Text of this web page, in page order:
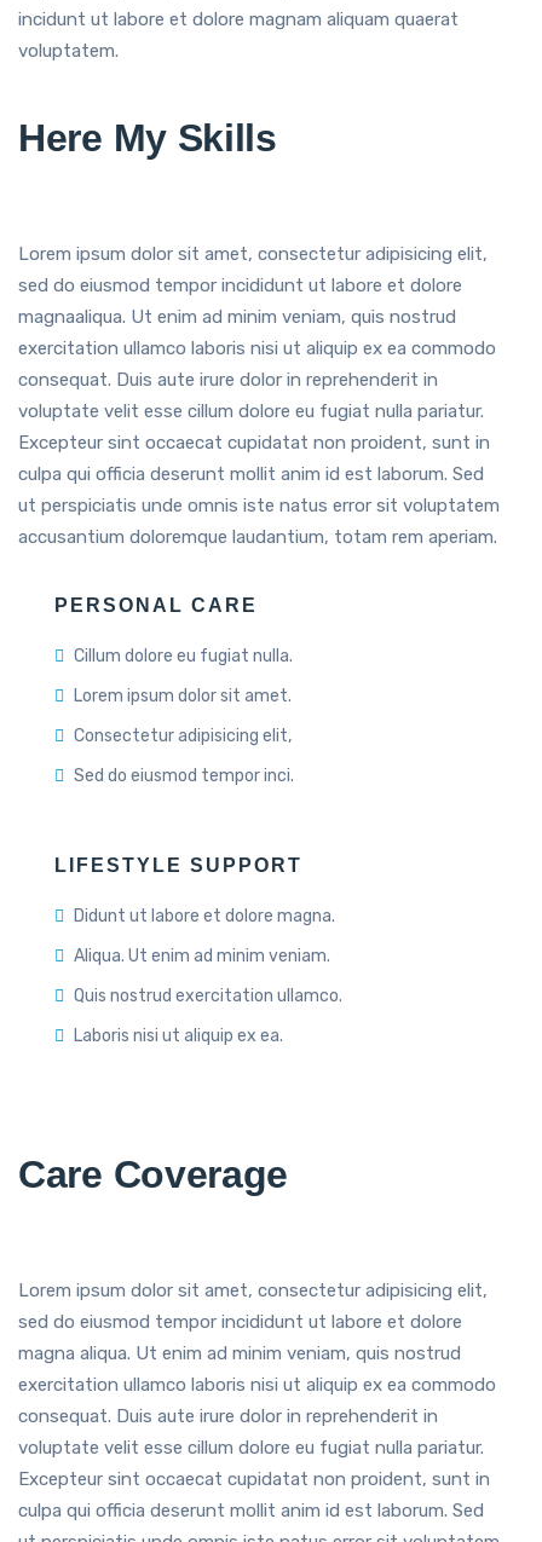
incidunt ut labore et dolore magnam aliquam quaerat
voluptatem.
Here My Skills
Lorem ipsum dolor sit amet, consectetur adipisicing elit,
sed do eiusmod tempor incididunt ut labore et dolore
magnaaliqua. Ut enim ad minim veniam, quis nostrud
exercitation ullamco laboris nisi ut aliquip ex ea commodo
consequat. Duis aute irure dolor in reprehenderit in
voluptate velit esse cillum dolore eu fugiat nulla pariatur.
Excepteur sint occaecat cupidatat non proident, sunt in
culpa qui officia deserunt mollit anim id est laborum. Sed
ut perspiciatis unde omnis iste natus error sit voluptatem
accusantium doloremque laudantium, totam rem aperiam.
PERSONAL CARE
Cillum dolore eu fugiat nulla.
Lorem ipsum dolor sit amet.
Consectetur adipisicing elit,
Sed do eiusmod tempor inci.
LIFESTYLE SUPPORT
Didunt ut labore et dolore magna.
Aliqua. Ut enim ad minim veniam.
Quis nostrud exercitation ullamco.
Laboris nisi ut aliquip ex ea.
Care Coverage
Lorem ipsum dolor sit amet, consectetur adipisicing elit,
sed do eiusmod tempor incididunt ut labore et dolore
magna aliqua. Ut enim ad minim veniam, quis nostrud
exercitation ullamco laboris nisi ut aliquip ex ea commodo
consequat. Duis aute irure dolor in reprehenderit in
voluptate velit esse cillum dolore eu fugiat nulla pariatur.
Excepteur sint occaecat cupidatat non proident, sunt in
culpa qui officia deserunt mollit anim id est laborum. Sed